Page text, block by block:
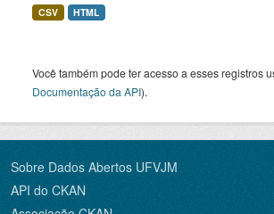
CSV HTML
Você também pode ter acesso a esses registros
Documentação da API).
Sobre Dados Abertos UFVJM
API do CKAN